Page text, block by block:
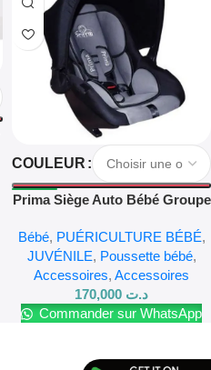
COULEUR
Prima Siège Auto Bébé Groupe
Bébé, PUÉRICULTURE BÉBÉ,
JUVÉNILE, Poussette bébé,
Accessoires, Accessoires
د.ت
Commander sur WhatsApp